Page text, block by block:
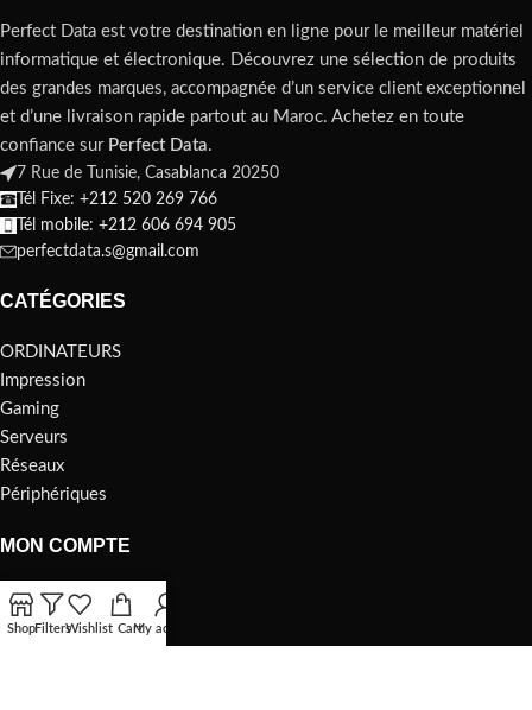
Perfect Data est votre destination en ligne pour le meilleur matériel
informatique et électronique. Découvrez une sélection de produits
des grandes marques, accompagnée d’un service client exceptionnel
et d’une livraison rapide partout au Maroc. Achetez en toute
confiance sur Perfect Data.
7 Rue de Tunisie, Casablanca 20250
Tél Fixe: +212 520 269 766
Tél mobile: +212 606 694 905
perfectdata.s@gmail.com
CATÉGORIES
ORDINATEURS
Impression
Gaming
Serveurs
Réseaux
Périphériques
MON COMPTE
ORDINATEURS
Impression
ShopFiltersWishlist CartMy account